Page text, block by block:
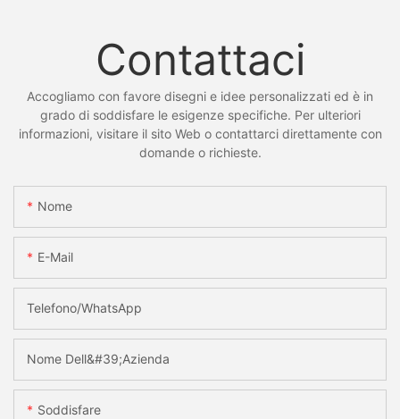
Contattaci
Accogliamo con favore disegni e idee personalizzati ed è in
grado di soddisfare le esigenze specifiche. Per ulteriori
informazioni, visitare il sito Web o contattarci direttamente con
domande o richieste.
Nome
E-Mail
Telefono/WhatsApp
Nome Dell&#39;azienda
Soddisfare